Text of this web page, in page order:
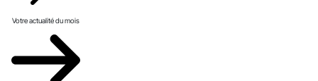
Votre actualité du mois